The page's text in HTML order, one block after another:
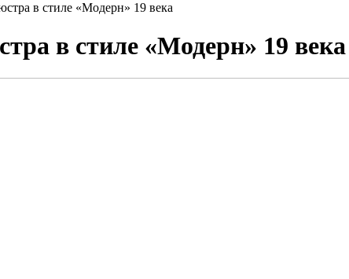
в стиле «Модерн» 19 века
в стиле «Модерн» 19 века